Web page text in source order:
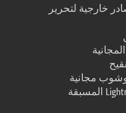
خارجية لتحرير
مجانية
إعدادات Lightroom المسبقة